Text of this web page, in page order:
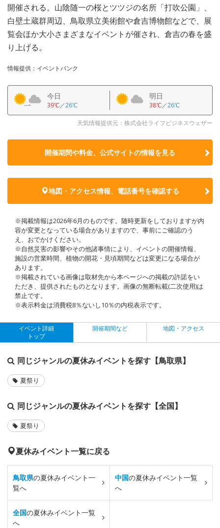
開催される。山陰随一の桜とツツジの名所「打吹公園」、
白壁土蔵群周辺、鳥取県立美術館や倉吉博物館などで、展
覧会ほか大小さまざまなイベントが催され、倉吉の春を盛
り上げる。
情報提供：イベントバンク
今日
39℃／26℃
明日
38℃／26℃
天気情報提供元：株式会社ライフビジネスウェザー
開催期間や料金、公式サイトの情報を見る
地図・アクセス情報、電話番号を確認する
※掲載情報は2026年6月のものです。随時更新をしておりますが内
容が変更となっている場合がありますので、事前にご確認のう
え、おでかけください。
※自然災害の影響やその他諸事情により、イベントの開催情報、
施設の営業時間、植物の開花・見頃期間などは変更になる場合が
あります。
※掲載されている画像は取材先から本ページへの掲載の許諾をい
ただき、提供されたものとなります。画像の無断転載(二次使用)は
禁止です。
※表示料金は消費税8％ないし10％の内税表示です。
イベント詳細
トップ
開催期間など 地図・アクセス
同じジャンルの夏休みイベントを探す【鳥取県】
夏祭り
同じジャンルの夏休みイベントを探す【全国】
夏祭り
夏休みイベント一覧に戻る
鳥取県の夏休みイベント一
覧へ
中国の夏休みイベント一覧
へ
全国の夏休みイベント一覧
へ